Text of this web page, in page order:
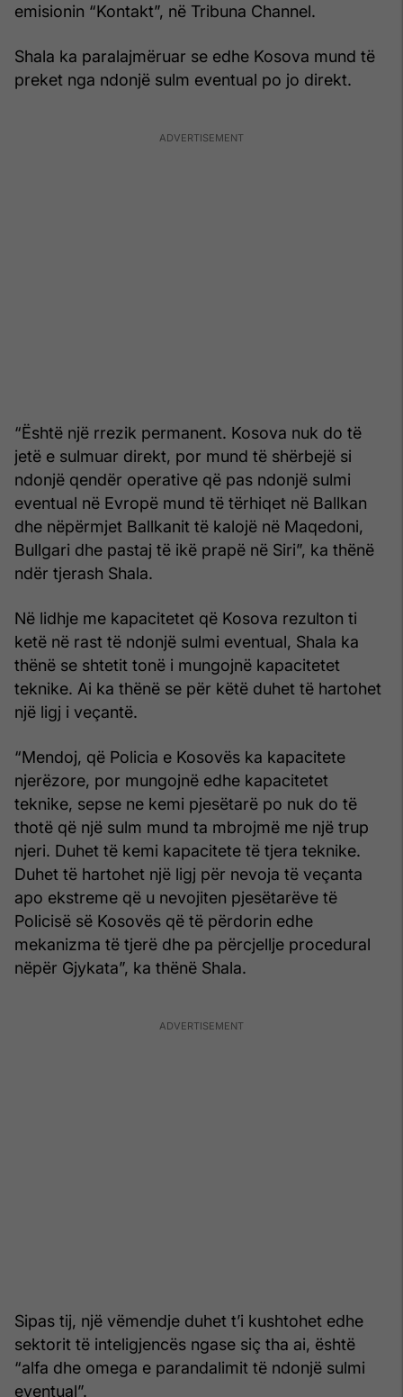
emisionin “Kontakt”, në Tribuna Channel.
Shala ka paralajmëruar se edhe Kosova mund të
preket nga ndonjë sulm eventual po jo direkt.
“Është një rrezik permanent. Kosova nuk do të
jetë e sulmuar direkt, por mund të shërbejë si
ndonjë qendër operative që pas ndonjë sulmi
eventual në Evropë mund të tërhiqet në Ballkan
dhe nëpërmjet Ballkanit të kalojë në Maqedoni,
Bullgari dhe pastaj të ikë prapë në Siri”, ka thënë
ndër tjerash Shala.
Në lidhje me kapacitetet që Kosova rezulton ti
ketë në rast të ndonjë sulmi eventual, Shala ka
thënë se shtetit tonë i mungojnë kapacitetet
teknike. Ai ka thënë se për këtë duhet të hartohet
një ligj i veçantë.
“Mendoj, që Policia e Kosovës ka kapacitete
njerëzore, por mungojnë edhe kapacitetet
teknike, sepse ne kemi pjesëtarë po nuk do të
thotë që një sulm mund ta mbrojmë me një trup
njeri. Duhet të kemi kapacitete të tjera teknike.
Duhet të hartohet një ligj për nevoja të veçanta
apo ekstreme që u nevojiten pjesëtarëve të
Policisë së Kosovës që të përdorin edhe
mekanizma të tjerë dhe pa përcjellje procedural
nëpër Gjykata”, ka thënë Shala.
Sipas tij, një vëmendje duhet t’i kushtohet edhe
sektorit të inteligjencës ngase siç tha ai, është
“alfa dhe omega e parandalimit të ndonjë sulmi
eventual”.